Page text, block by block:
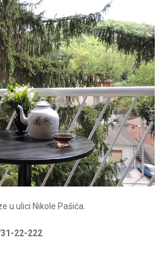
u ulici Nikole Pašića.
22-222